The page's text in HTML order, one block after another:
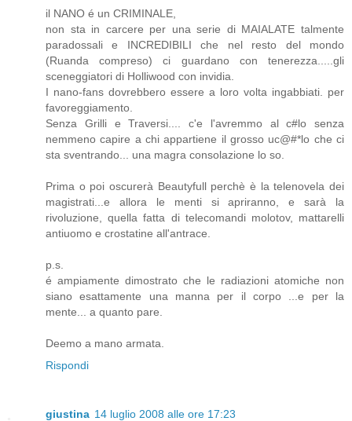
il NANO é un CRIMINALE,
non sta in carcere per una serie di MAIALATE talmente
paradossali e INCREDIBILI che nel resto del mondo
(Ruanda compreso) ci guardano con tenerezza.....gli
sceneggiatori di Holliwood con invidia.
I nano-fans dovrebbero essere a loro volta ingabbiati. per
favoreggiamento.
Senza Grilli e Traversi.... c'e l'avremmo al c#lo senza
nemmeno capire a chi appartiene il grosso uc@#*lo che ci
sta sventrando... una magra consolazione lo so.
Prima o poi oscurerà Beautyfull perchè è la telenovela dei
magistrati...e allora le menti si apriranno, e sarà la
rivoluzione, quella fatta di telecomandi molotov, mattarelli
antiuomo e crostatine all'antrace.
p.s.
é ampiamente dimostrato che le radiazioni atomiche non
siano esattamente una manna per il corpo ...e per la
mente... a quanto pare.
Deemo a mano armata.
Rispondi
giustina 14 luglio 2008 alle ore 17:23